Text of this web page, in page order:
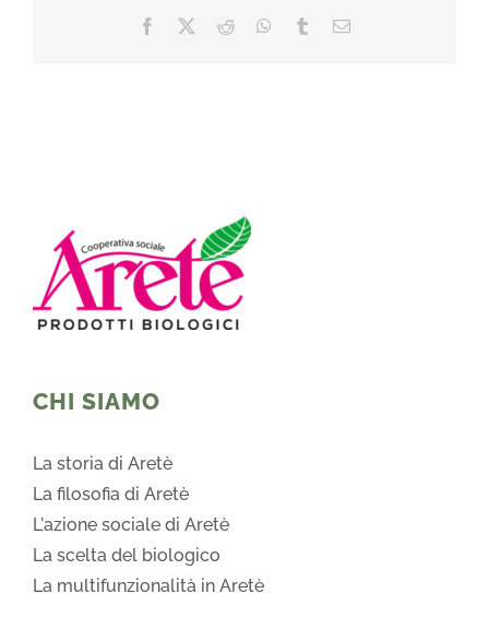
Facebook Reddit WhatsApp
TumblrEmail
CHI SIAMO
La storia di Aretè
La filosofia di Aretè
L'azione sociale di Aretè
La scelta del biologico
La multifunzionalità in Aretè